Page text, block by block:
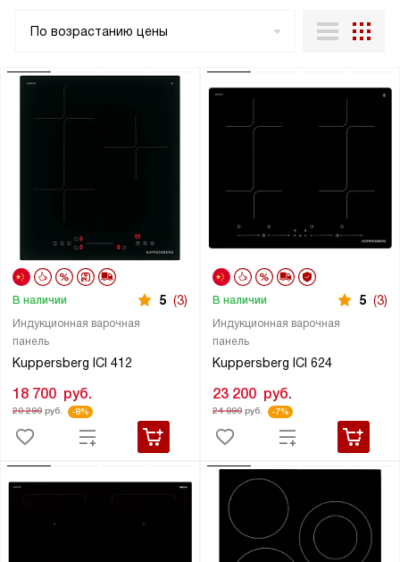
По возрастанию цены
Индукционная варочная
панель
Kuppersberg ICI 412
В наличии 5 (3)
18 700 руб.
20 290руб. -8%
Индукционная варочная
панель
Kuppersberg ICI 624
В наличии 5 (3)
23 200 руб.
24 990руб. -7%